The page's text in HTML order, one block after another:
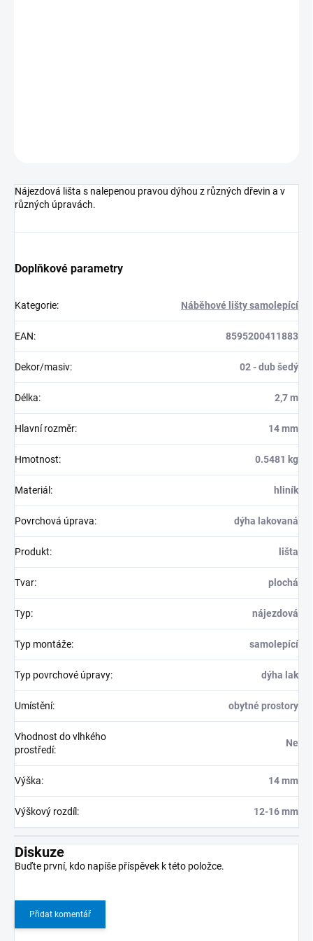
Nájezdová lišta s nalepenou pravou dýhou z různých dřevin a v
různých úpravách.
Doplňkové parametry
Kategorie: Náběhové lišty samolepící
EAN: 8595200411883
Dekor/masiv: 02 - dub šedý
Délka: 2,7 m
Hlavní rozměr: 14 mm
Hmotnost: 0.5481 kg
Materiál : hliník
Povrchová úprava: dýha lakovaná
Produkt: lišta
Tvar: plochá
Typ: nájezdová
Typ montáže: samolepící
Typ povrchové úpravy: dýha lak
Umístění: obytné prostory
Vhodnost do vlhkého
prostředí:
Ne
Výška: 14 mm
Výškový rozdíl: 12-16 mm
Diskuze
Buďte první, kdo napíše příspěvek k této položce.
Přidat komentář